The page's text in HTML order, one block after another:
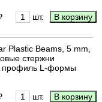
шт.
Plastic Beams, 5 mm,
стержни
профиль L-формы
шт.